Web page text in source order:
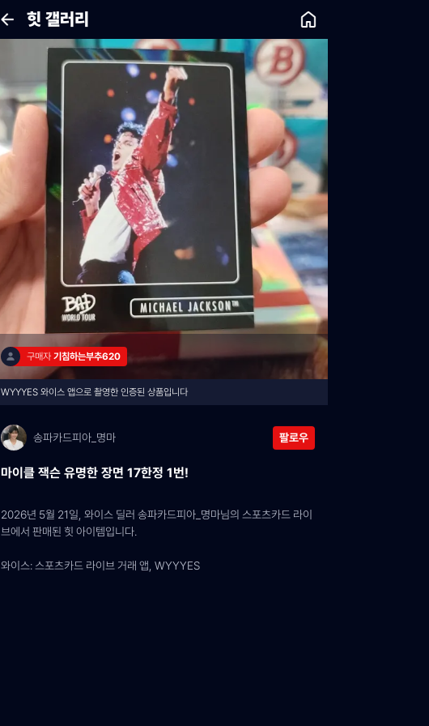
힛 갤러리
구매자 기침하는부추620
WYYYES 와이스 앱으로 촬영한 인증된 상품입니다
송파카드피아_명마 팔로우
마이클 잭슨 유명한 장면 17한정 1번!
2026년 5월 21일, 와이스 딜러 송파카드피아_명마님의 스포츠카드 라이
브에서 판매된 힛 아이템입니다.
와이스: 스포츠카드 라이브 거래 앱, WYYYES